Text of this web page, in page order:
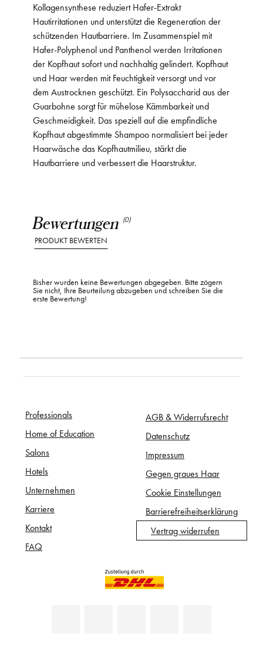
Bewertungen (0)
PRODUKT BEWERTEN
Bisher wurden keine Bewertungen abgegeben. Bitte zögern
Sie nicht, Ihre Beurteilung abzugeben und schreiben Sie die
erste Bewertung!
Kollagensynthese reduziert Hafer-Extrakt
Hautirritationen und unterstützt die Regeneration der
schützenden Hautbarriere. Im Zusammenspiel mit
Hafer-Polyphenol und Panthenol werden Irritationen
der Kopfhaut sofort und nachhaltig gelindert. Kopfhaut
und Haar werden mit Feuchtigkeit versorgt und vor
dem Austrocknen geschützt. Ein Polysaccharid aus der
Guarbohne sorgt für mühelose Kämmbarkeit und
Geschmeidigkeit. Das speziell auf die empfindliche
Kopfhaut abgestimmte Shampoo normalisiert bei jeder
Haarwäsche das Kopfhautmilieu, stärkt die
Hautbarriere und verbessert die Haarstruktur.
Professionals
Home of Education
Salons
Hotels
Unternehmen
Karriere
Kontakt
FAQ
AGB & Widerrufsrecht
Datenschutz
Impressum
Gegen graues Haar
Cookie Einstellungen
Barrierefreiheitserklärung
Vertrag widerrufen